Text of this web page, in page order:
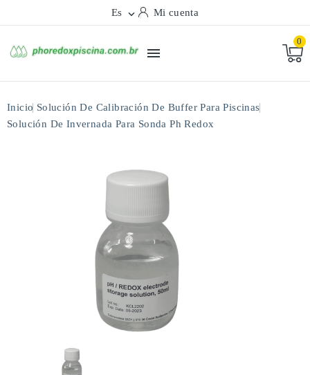
Es  Mi cuenta

0
Inicio Solución De Calibración De Buffer Para Piscinas
Solución De Invernada Para Sonda Ph Redox